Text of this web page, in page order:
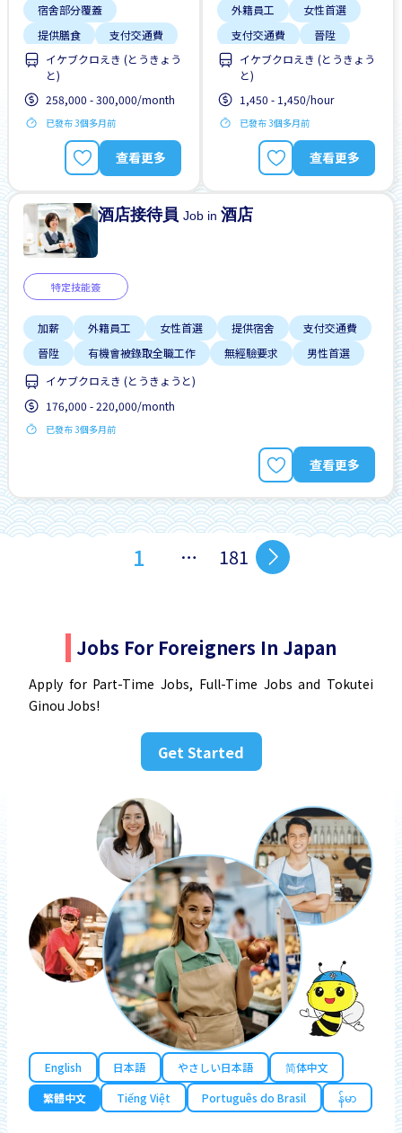
宿舍部分覆蓋
提供膳食
支付交通費
無經驗要求
獎勵
男性首選
高收入潛能
イケブクロえき (とうきょう
と)
258,000 - 300,000/month
已發布 3個多月前
查看更多
外籍員工
女性首選
支付交通費
晉陞
有機會被錄取全職工作
無經驗要求
イケブクロえき (とうきょう
と)
1,450 - 1,450/hour
已發布 3個多月前
查看更多
酒店接待員Job in酒店
特定技能簽
加薪 外籍員工 女性首選 提供宿舍
支付交通費
晉陞
有機會被錄取全職工作 無經驗要求
男性首選
イケブクロえき (とうきょうと)
176,000 - 220,000/month
已發布 3個多月前
查看更多
1 … 181
Jobs For Foreigners In Japan
Apply for Part-Time Jobs, Full-Time Jobs and Tokutei
Ginou Jobs!
Get Started
English 日本語 やさしい日本語
简体中文
繁體中文
Tiếng Việt Português do Brasil န်မာ